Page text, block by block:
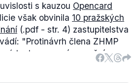
s kauzou Opencard
však obvinila 10 pražských
(.pdf - str. 4) zastupitelstva
"Protinávrh člena ZHMP
text usnesení ve znění: